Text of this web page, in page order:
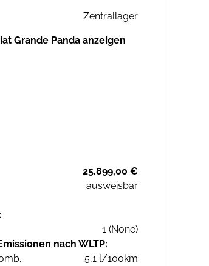
Zentrallager
Grande Panda anzeigen
25.899,00 €
ausweisbar
1 (None)
nach WLTP:
5,1 l/100km